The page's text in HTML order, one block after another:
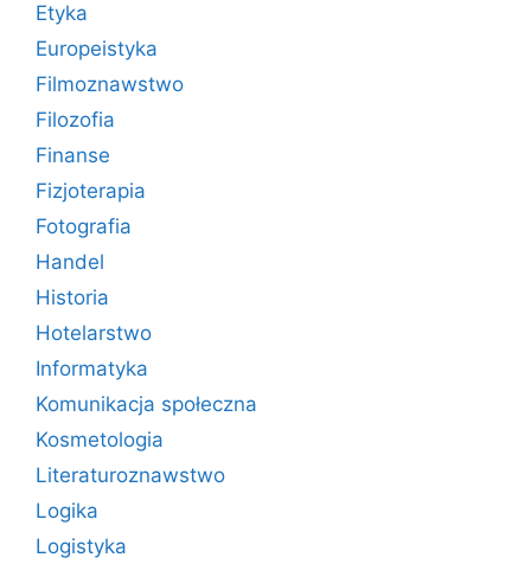
Etyka
Europeistyka
Filmoznawstwo
Filozofia
Finanse
Fizjoterapia
Fotografia
Handel
Historia
Hotelarstwo
Informatyka
Komunikacja społeczna
Kosmetologia
Literaturoznawstwo
Logika
Logistyka